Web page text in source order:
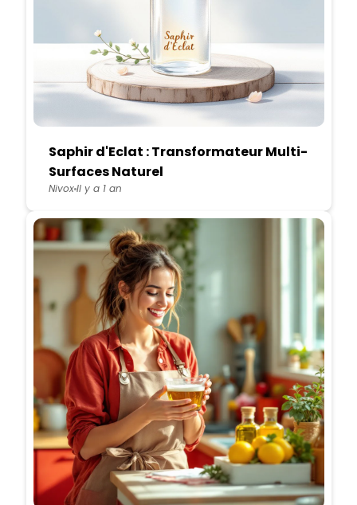
Saphir d'Eclat : Transformateur Multi-
Surfaces Naturel
NivoxIl y a 1 an